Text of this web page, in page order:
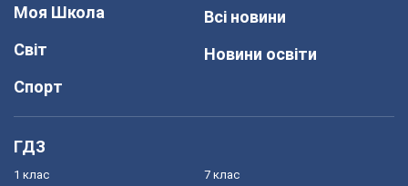
Моя Школа
Світ
Спорт
Всі новини
Новини освіти
ГДЗ
1 клас 7 клас